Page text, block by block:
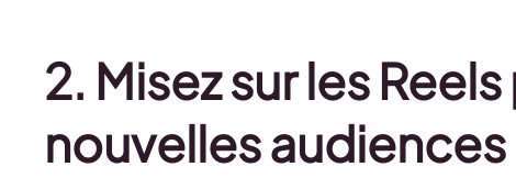
2. Misez sur les
nouvelles audiences